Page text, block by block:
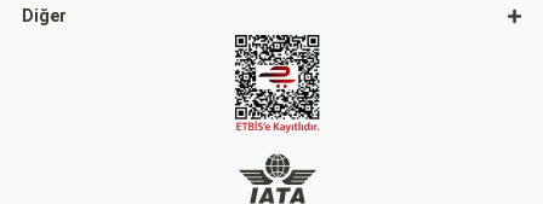
Diğer